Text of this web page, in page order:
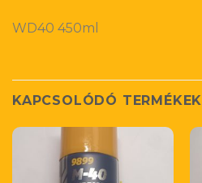
WD40 450ml
KAPCSOLÓDÓ TERMÉKEK